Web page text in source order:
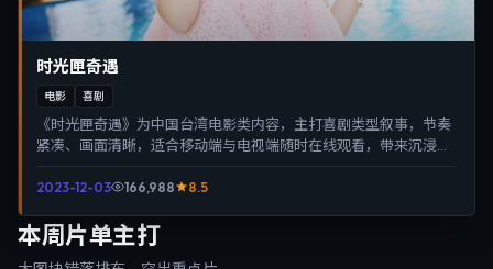
时光匣奇遇
电影 喜剧
《时光匣奇遇》为中国台湾电影类内容，主打喜剧类型叙事，节奏
紧凑、画面清晰，适合移动端与电视端随时在线观看，带来沉浸式
2023-12-03 166,988 8.5
本周片单主打